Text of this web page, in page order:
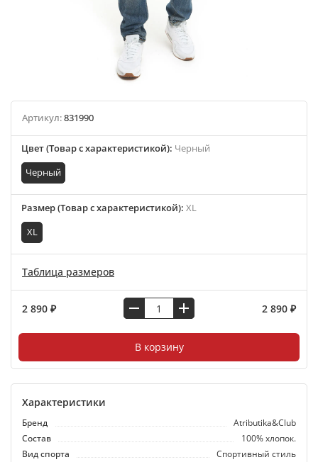
Артикул:831990
Цвет (Товар с характеристикой): Черный
Черный
Размер (Товар с характеристикой): XL
XL
Таблица размеров
2 890 ₽ 2 890 ₽
В корзину
Характеристики
Бренд
Atributika&Club
Состав
100% хлопок.
Вид спорта
Спортивный стиль